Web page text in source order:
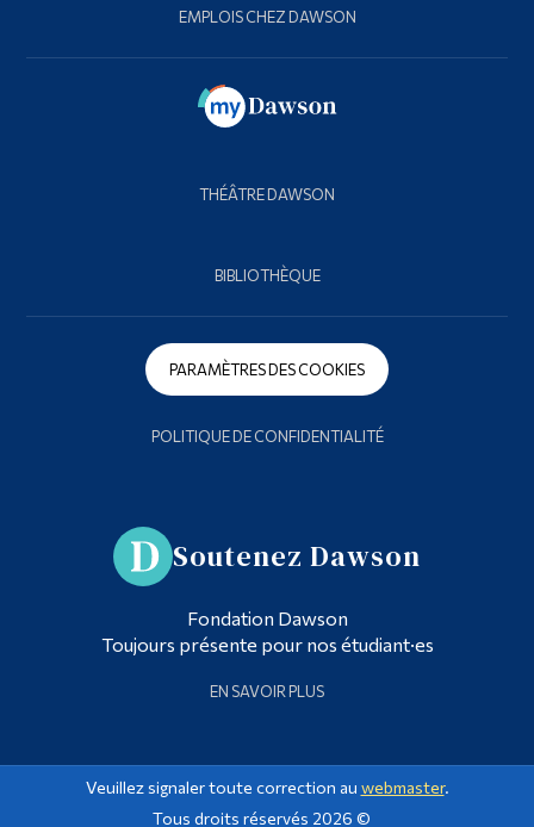
EMPLOIS CHEZ DAWSON
THÉÂTRE DAWSON
BIBLIOTHÈQUE
PARAMÈTRES DES COOKIES
POLITIQUE DE CONFIDENTIALITÉ
Soutenez Dawson
Fondation Dawson
Toujours présente pour nos étudiant·es
EN SAVOIR PLUS
Veuillez signaler toute correction au webmaster.
Tous droits réservés 2026 ©